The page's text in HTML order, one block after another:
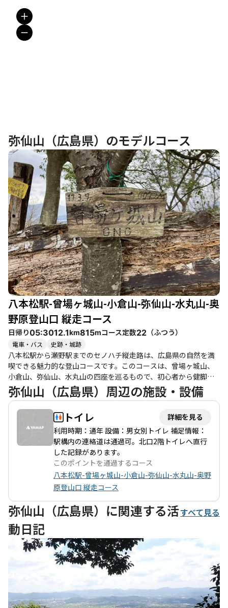
弥仙山（広島県）のモデルコース
八本松駅-曾場ヶ城山-小倉山-弥仙山-水丸山-奥
野原登山口 縦走コース
日帰り05:3012.1km815mコース定数22 （ふつう）
電車・バス 史跡・城跡
八本松駅から瀬野駅までのセノハチ縦走路は、広島県の自然を満
喫できる魅力的な登山コースです。このコースは、曾場ヶ城山、
小倉山、弥仙山、水丸山の四座を巡るもので、初心者から健脚者
まで楽しめる内容となっています。特に、整備された登山道が続
くため、歩きやすさが際立っています。 登山者たちの体験から
は、達成感や開放感が感じられ、特に曾場ヶ城山の城跡からの眺
望は絶景です。ここでは、東広島市街を一望できるスポットがあ
り、休憩にも最適です。また、山頂にはベンチも設置されてお
り、ゆったりとした時間を過ごすことができます。 ただし、コー
ス上には倒木や岩場が点在しており、特に小倉山から弥仙山にか
けては注意が必要です。道迷いのリスクもあるため、GPSや地図
をしっかりと活用することが推奨されます。特に、秋風を感じる
季節には、蜘蛛の巣が多くなるため、顔面アタックに注意が必要
これが少し疲れるポイントですが、達成感を感じながらの下山は
格別です。周辺には温泉やグルメスポットも豊富で、登山後の楽
しみも充実しています。 このコースは、自然の美しさと歴史的な
背景を感じながら、心身ともにリフレッシュできる素晴らしい体
験を提供してくれます。ぜひ、仲間や家族と一緒に訪れてみては
いかがでしょうか。
弥仙山（広島県）周辺の施設・設備
トイレ
詳細を見る
利用時期：通年 設備：男女別トイレ 補足情報：
駅構内の連絡道は通過可。北口2階トイレへ直行
した記録があります。
このポイントを通過するコース
八本松駅-曾場ヶ城山-小倉山-弥仙山-水丸山-奥野
原登山口 縦走コース
弥仙山（広島県）に関連する活
動日記
すべて見る